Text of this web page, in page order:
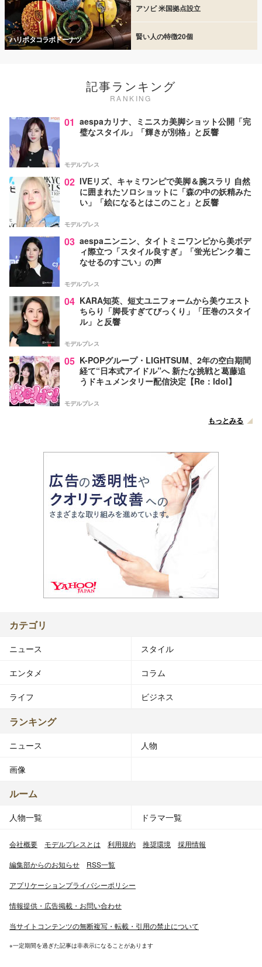
ハリポタコラボドーナツ
アソビ 米国拠点設立
賢い人の特徴20個
記事ランキング
RANKING
01 aespaカリナ、ミニスカ美脚ショット公開「完
璧なスタイル」「輝きが別格」と反響
モデルプレス
02 IVEリズ、キャミワンピで美脚＆腕スラリ 自然
に囲まれたソロショットに「森の中の妖精みた
い」「絵になるとはこのこと」と反響
モデルプレス
03 aespaニンニン、タイトミニワンピから美ボデ
ィ際立つ「スタイル良すぎ」「蛍光ピンク着こ
なせるのすごい」の声
モデルプレス
04 KARA知英、短丈ユニフォームから美ウエスト
ちらり「脚長すぎてびっくり」「圧巻のスタイ
ル」と反響
モデルプレス
05 K-POPグループ・LIGHTSUM、2年の空白期間
経て“日本式アイドル”へ 新たな挑戦と葛藤追
うドキュメンタリー配信決定【Re：Idol】
モデルプレス
もっとみる
カテゴリ
ニュース スタイル
エンタメ コラム
ライフ ビジネス
ランキング
ニュース 人物
画像
ルーム
人物一覧 ドラマ一覧
会社概要 モデルプレスとは 利用規約 推奨環境 採用情報
編集部からのお知らせ RSS一覧
アプリケーションプライバシーポリシー
情報提供・広告掲載・お問い合わせ
当サイトコンテンツの無断複写・転載・引用の禁止について
※一定期間を過ぎた記事は非表示になることがあります